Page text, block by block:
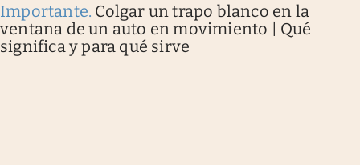
Importante. Colgar un trapo blanco en la
ventana de un auto en movimiento | Qué
significa y para qué sirve